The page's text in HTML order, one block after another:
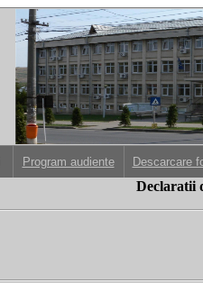
Program audiente Descarcare
Declaratii